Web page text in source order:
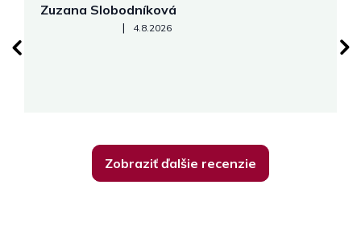
Zuzana Slobodníková
Hodnotenie obchodu je 5 z 5 hviezdičiek.
| 4.8.2026
Zobraziť ďalšie recenzie